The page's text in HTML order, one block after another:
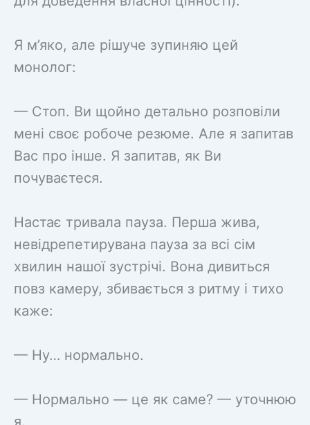
Я м’яко, але рішуче зупиняю цей
монолог:
— Стоп. Ви щойно детально розповіли
мені своє робоче резюме. Але я запитав
Вас про інше. Я запитав, як Ви
почуваєтеся.
Настає тривала пауза. Перша жива,
невідрепетирувана пауза за всі сім
хвилин нашої зустрічі. Вона дивиться
повз камеру, збивається з ритму і тихо
каже:
— Ну… нормально.
— Нормально — це як саме? — уточнюю
я.